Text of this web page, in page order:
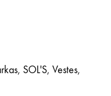
, SOL'S, Vestes,